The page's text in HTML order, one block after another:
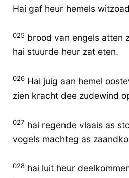
Hai gaf heur hemels
025 brood van engels atten
hai stuurde heur zat eten.
026 Hai juig aan hemel
zien kracht dee zudewind
027 hai regende vlaais as
vogels machteg as
028 hai luit heur